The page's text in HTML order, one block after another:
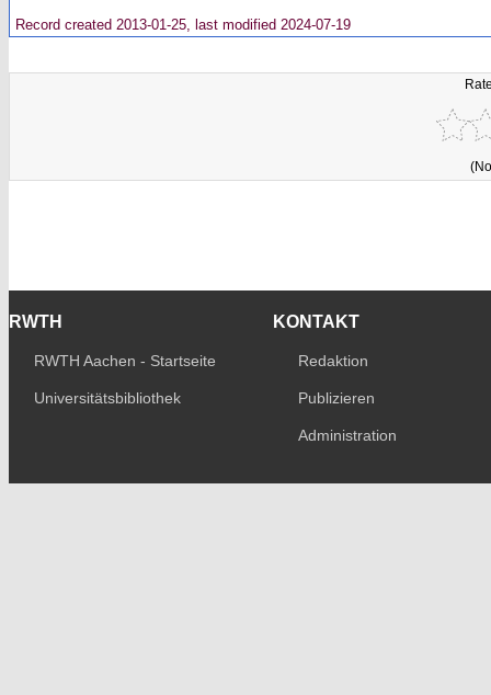
Record created 2013-01-25, last modified 2024-07-19
RWTH
RWTH Aachen - Startseite
Universitätsbibliothek
KONTAKT
Redaktion
Publizieren
Administration